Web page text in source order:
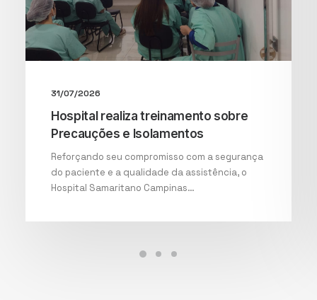
31/07/2026
Hospital realiza treinamento sobre
Precauções e Isolamentos
Reforçando seu compromisso com a segurança
do paciente e a qualidade da assistência, o
Hospital Samaritano Campinas…